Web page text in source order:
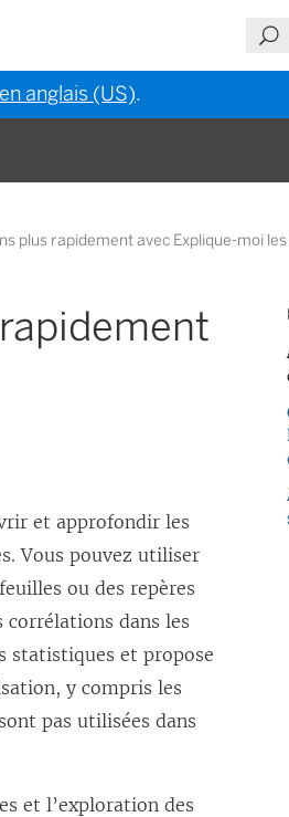
anglais (US).
plus rapidement avec Explique-moi
et approfondir les
Vous pouvez utiliser
ou des repères
corrélations dans les
statistiques et propose
y compris les
pas utilisées dans
et l’exploration des